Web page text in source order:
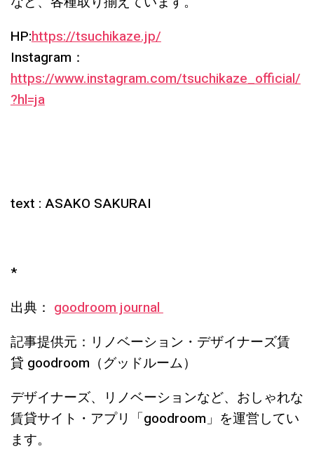
HP:https://tsuchikaze.jp/
Instagram：
https://www.instagram.com/tsuchikaze_official/
?hl=ja
text : ASAKO SAKURAI
*
出典： goodroom journal
記事提供元：リノベーション・デザイナーズ賃
貸 goodroom（グッドルーム）
デザイナーズ、リノベーションなど、おしゃれな
賃貸サイト・アプリ「goodroom」を運営してい
ます。